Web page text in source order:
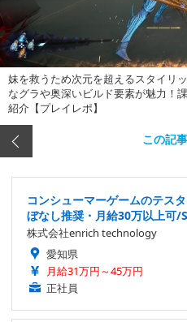
妹を救うため次元を超えるスタイリ
なグラや奥深いビルド要素が魅力！
紹介【プレイレポ】
この記
コンシューマーゲームのテス
ぼなし推奨・月給30万以上可/
株式会社enrich technology
愛知県
月給31万円～45万円
正社員